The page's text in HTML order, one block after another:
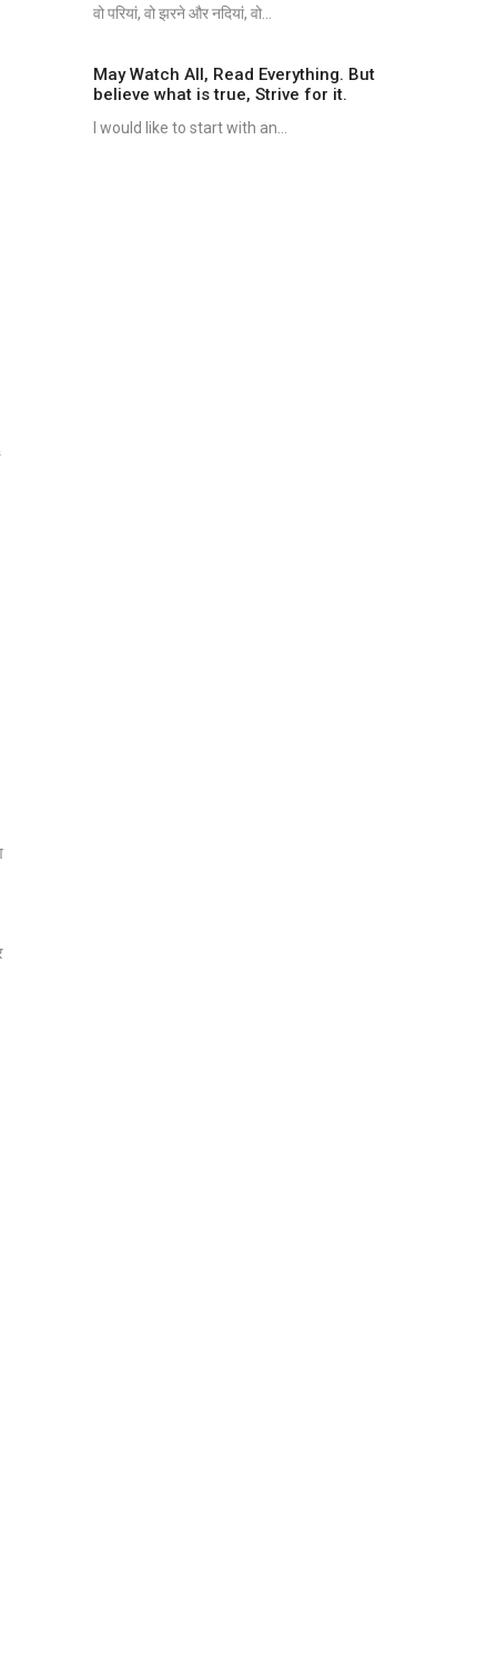
वो परियां, वो झरने और नदियां, वो...
May Watch All, Read Everything. But
believe what is true, Strive for it.
I would like to start with an...